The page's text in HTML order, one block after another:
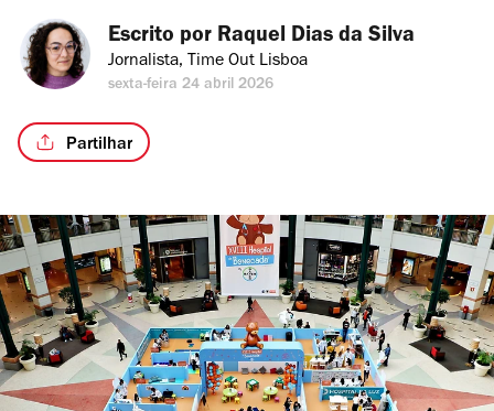
Escrito por Raquel Dias da Silva
Jornalista, Time Out Lisboa
sexta-feira 24 abril 2026
Partilhar